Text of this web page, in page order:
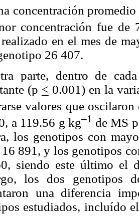
concentración
concentración fue de
en el mes de
26 407.
parte, dentro de
(p < 0.001) en la
valores que
a 119.56 g kg–1 de MS
los genotipos con
891, y los genotipos
siendo este último el
los dos genotipos
una diferencia
estudiados, incluído